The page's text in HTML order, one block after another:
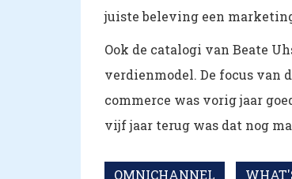
juiste beleving een
Ook de catalogi van Beate
verdienmodel. De focus van
commerce was vorig jaar
vijf jaar terug was dat nog
OMNICHANNEL